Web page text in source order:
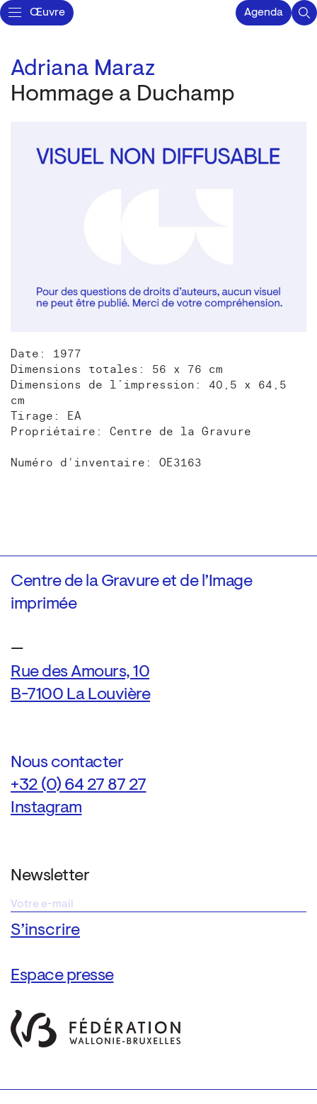
Œuvre Agenda
Adriana Maraz
Hommage a Duchamp
Date: 1977
Dimensions totales: 56 x 76 cm
Dimensions de l’impression: 40,5 x 64,5
cm
Tirage: EA
Propriétaire: Centre de la Gravure
Numéro d'inventaire: OE3163
Centre de la Gravure et de l’Image
imprimée
—
Rue des Amours, 10
B-7100 La Louvière
Nous contacter
+32 (0) 64 27 87 27
Instagram
Newsletter
Espace presse